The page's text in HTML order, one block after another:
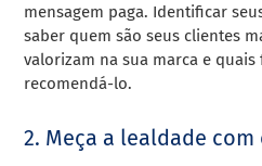
mensagem paga. Identificar
saber quem são seus clientes
valorizam na sua marca e
recomendá-lo.
2. Meça a lealdade com